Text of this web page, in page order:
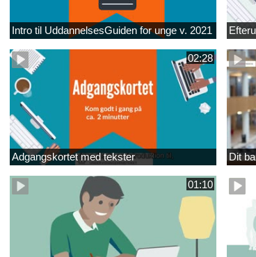
Intro til UddannelsesGuiden for unge v. 2021
02:28
Adgangskortet med tekster Dit
01:10